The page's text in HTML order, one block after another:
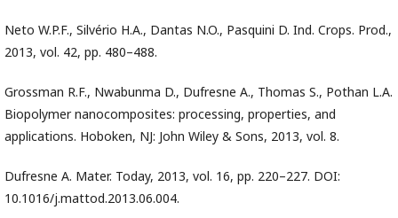
Neto W.P.F., Silvério H.A., Dantas N.O., Pasquini D. Ind. Crops. Prod.,
2013, vol. 42, pр. 480–488.
Grossman R.F., Nwabunma D., Dufresne A., Thomas S., Pothan L.A.
Biopolymer nanocomposites: processing, properties, and
applications. Hoboken, NJ: John Wiley & Sons, 2013, vol. 8.
Dufresne A. Mater. Today, 2013, vol. 16, pр. 220–227. DOI:
10.1016/j.mattod.2013.06.004.